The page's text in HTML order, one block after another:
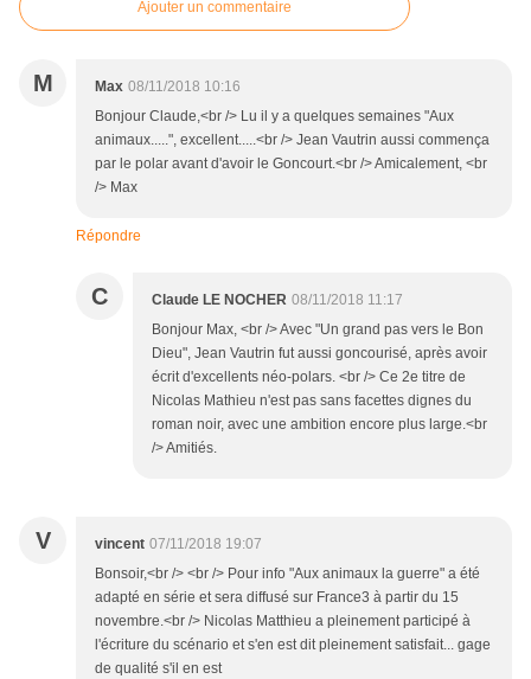
Ajouter un commentaire
M Max 08/11/2018 10:16
Bonjour Claude,<br /> Lu il y a quelques semaines "Aux
animaux.....", excellent.....<br /> Jean Vautrin aussi commença
par le polar avant d'avoir le Goncourt.<br /> Amicalement, <br
/> Max
Répondre
C Claude LE NOCHER 08/11/2018 11:17
Bonjour Max, <br /> Avec "Un grand pas vers le Bon
Dieu", Jean Vautrin fut aussi goncourisé, après avoir
écrit d'excellents néo-polars. <br /> Ce 2e titre de
Nicolas Mathieu n'est pas sans facettes dignes du
roman noir, avec une ambition encore plus large.<br
/> Amitiés.
V vincent 07/11/2018 19:07
Bonsoir,<br /> <br /> Pour info "Aux animaux la guerre" a été
adapté en série et sera diffusé sur France3 à partir du 15
novembre.<br /> Nicolas Matthieu a pleinement participé à
l'écriture du scénario et s'en est dit pleinement satisfait... gage
de qualité s'il en est